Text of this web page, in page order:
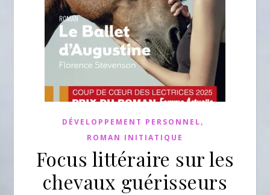
DÉVELOPPEMENT PERSONNEL,
ROMAN INITIATIQUE
Focus littéraire sur les
chevaux guérisseurs